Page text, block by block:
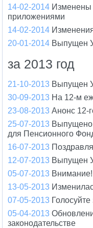
14-02-2014
приложениями
14-02-2014
20-01-2014 Выпущен
за 2013 год
21-10-2013 Выпущен
30-09-2013 На 12-м
23-08-2013 Анонс 12-
25-07-2013 Выпущено
для Пенсионного
16-07-2013
12-07-2013 Выпущен
05-07-2013
13-05-2013
07-05-2013
05-04-2013
законодательстве